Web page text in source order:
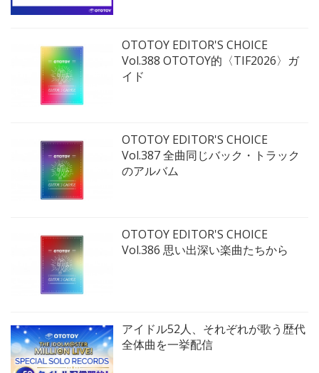
OTOTOY EDITOR'S CHOICE
Vol.388 OTOTOY的〈TIF2026〉ガ
イド
OTOTOY EDITOR'S CHOICE
Vol.387 全曲同じバック・トラック
のアルバム
OTOTOY EDITOR'S CHOICE
Vol.386 思い出深い楽曲たちから
アイドル52人、それぞれが歌う歴代
全体曲を一挙配信